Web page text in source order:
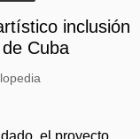
inclusión
Cuba
el proyecto